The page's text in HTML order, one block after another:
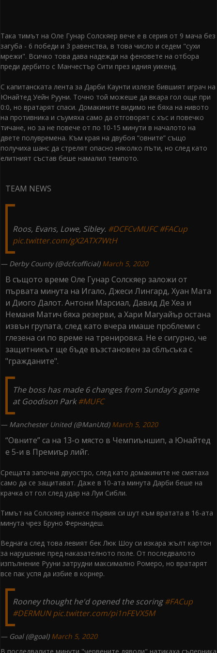
Така тимът на Оле Гунар Солскяер вече е в серия от 9 мача без
загуба - 6 победи и 3 равенства, в това число и седем "сухи
мрежи". Всичко това дава надежди на феновете на отбора
преди дербито с Манчестър Сити през идния уикенд.
С капитанската лента за Дарби Каунти излезе бившият играч на
Юнайтед Уейн Рууни. Точно той можеше да вкара гол още при
0:0, но вратарят спаси. Домакините видимо не бяха на нивото
на противника и съумяха само да отговорят с хъс и повечко
тичане, но за не повече от по 10-15 минути в началото на
двете полувремена. Към края на двубоя “овните” също
получиха шанс да стрелят опасно няколко пъти, но след като
елитният състав беше намалил темпото.
TEAM NEWS
Roos, Evans, Lowe, Sibley. #DCFCvMUFC #FACup
pic.twitter.com/gX2ATX7WtH
— Derby County (@dcfcofficial) March 5, 2020
В същото време Оле Гунар Солскяер заложи от
първата минута на Игало, Джеси Лингард, Хуан Мата
и Диого Далот. Антони Марсиал, Давид Де Хеа и
Неманя Матич бяха резерви, а Хари Магуайър остана
извън групата, след като вчера имаше проблеми с
глезена си по време на тренировка. Не е сигурно, че
защитникът ще бъде възстановен за сблъсъка с
"гражданите".
The boss has made 6 changes from Sunday's game
at Goodison Park#MUFC
— Manchester United (@ManUtd) March 5, 2020
“Овните” са на 13-о място в Чемпиъншип, а Юнайтед
е 5-и в Премиър лийг.
Срещата започна двуостро, след като домакините не смятаха
само да се защитават. Даже в 10-ата минута Дарби беше на
крачка от гол след удар на Луи Сибли.
Тимът на Солскяер нанесе първия си шут към вратата в 16-ата
минута чрез Бруно Фернандеш.
Веднага след това левият бек Люк Шоу си изкара жълт картон
за нарушение пред наказателното поле. От последвалото
изпълнение Рууни затрудни максимално Ромеро, но вратарят
все пак успя да избие в корнер.
Rooney thought he'd opened the scoring#FACup
#DERMUN pic.twitter.com/pi1nFEVX5M
— Goal (@goal) March 5, 2020